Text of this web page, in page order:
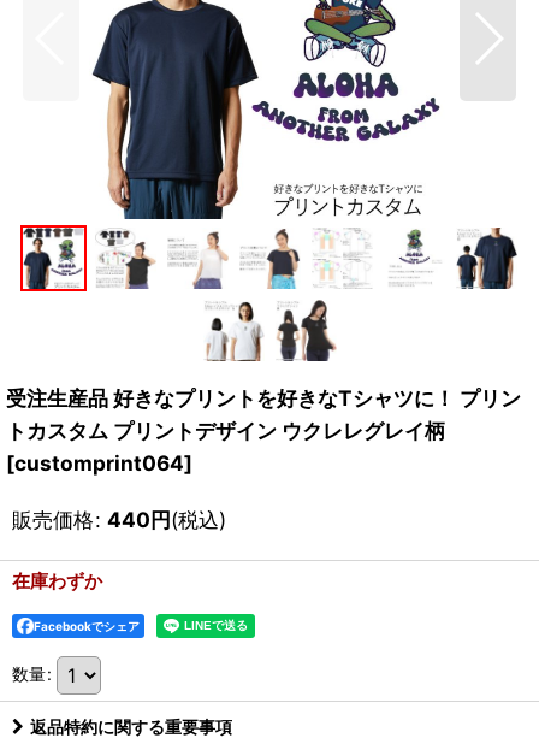
受注生産品 好きなプリントを好きなTシャツに！ プリン
トカスタム プリントデザイン ウクレレグレイ柄
[customprint064]
販売価格: 440円(税込)
在庫わずか
Facebookでシェア
数量:
返品特約に関する重要事項